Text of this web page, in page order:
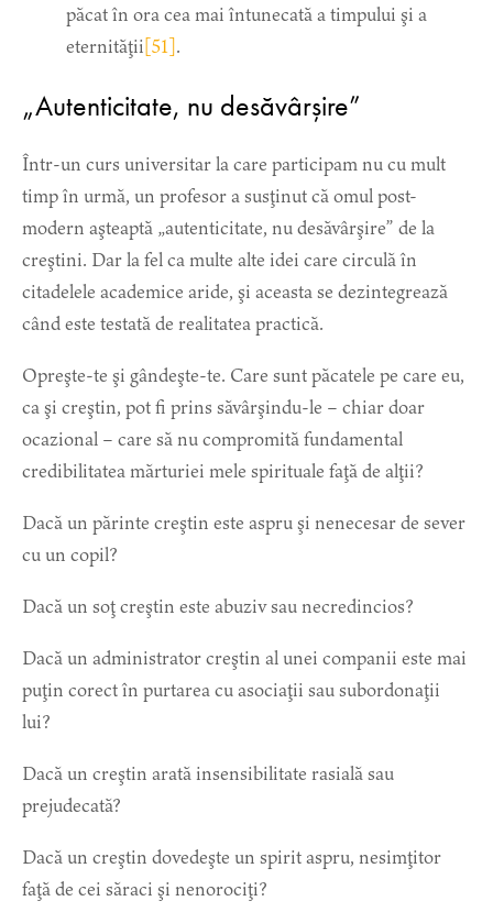
păcat în ora cea mai întunecată a timpului şi a
eternităţii[51].
„Autenticitate, nu desăvârşire”
Într-un curs universitar la care participam nu cu mult
timp în urmă, un profesor a susţinut că omul post-
modern aşteaptă „autenticitate, nu desăvârşire” de la
creştini. Dar la fel ca multe alte idei care circulă în
citadelele academice aride, şi aceasta se dezintegrează
când este testată de realitatea practică.
Opreşte-te şi gândeşte-te. Care sunt păcatele pe care eu,
ca şi creştin, pot fi prins săvârşindu-le – chiar doar
ocazional – care să nu compromită fundamental
credibilitatea mărturiei mele spirituale faţă de alţii?
Dacă un părinte creştin este aspru şi nenecesar de sever
cu un copil?
Dacă un soţ creştin este abuziv sau necredincios?
Dacă un administrator creştin al unei companii este mai
puţin corect în purtarea cu asociaţii sau subordonaţii
lui?
Dacă un creştin arată insensibilitate rasială sau
prejudecată?
Dacă un creştin dovedeşte un spirit aspru, nesimţitor
faţă de cei săraci şi nenorociţi?